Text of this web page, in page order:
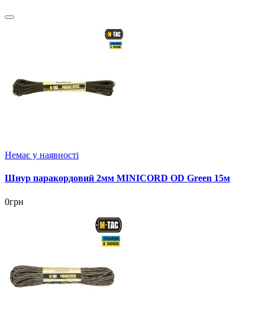
Немає у наявності
Шнур паракордовий 2мм MINICORD OD Green 15м
0грн